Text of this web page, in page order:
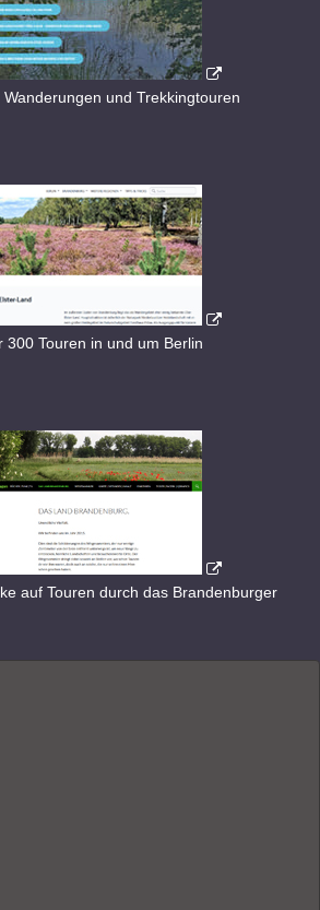
und Trekkingtouren
300 Touren in und um Berlin
auf Touren durch das Brandenburger